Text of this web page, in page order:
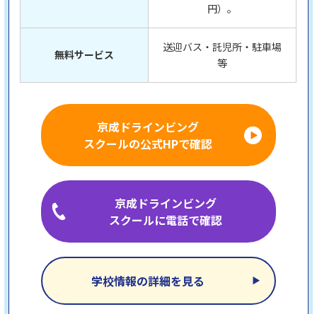
円）。
無料サービス
送迎バス・託児所・駐車場
等
京成ドラインビング
スクールの公式HPで確認
京成ドラインビング
スクールに電話で確認
学校情報の詳細を見る